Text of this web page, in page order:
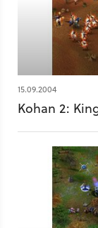
15.09.2004
Kohan 2: